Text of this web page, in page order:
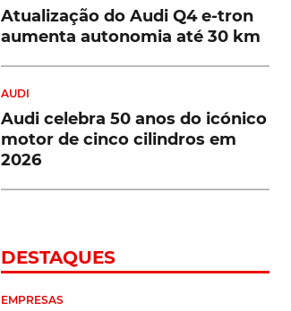
Atualização do Audi Q4 e-tron
aumenta autonomia até 30 km
AUDI
Audi celebra 50 anos do icónico
motor de cinco cilindros em
2026
DESTAQUES
EMPRESAS